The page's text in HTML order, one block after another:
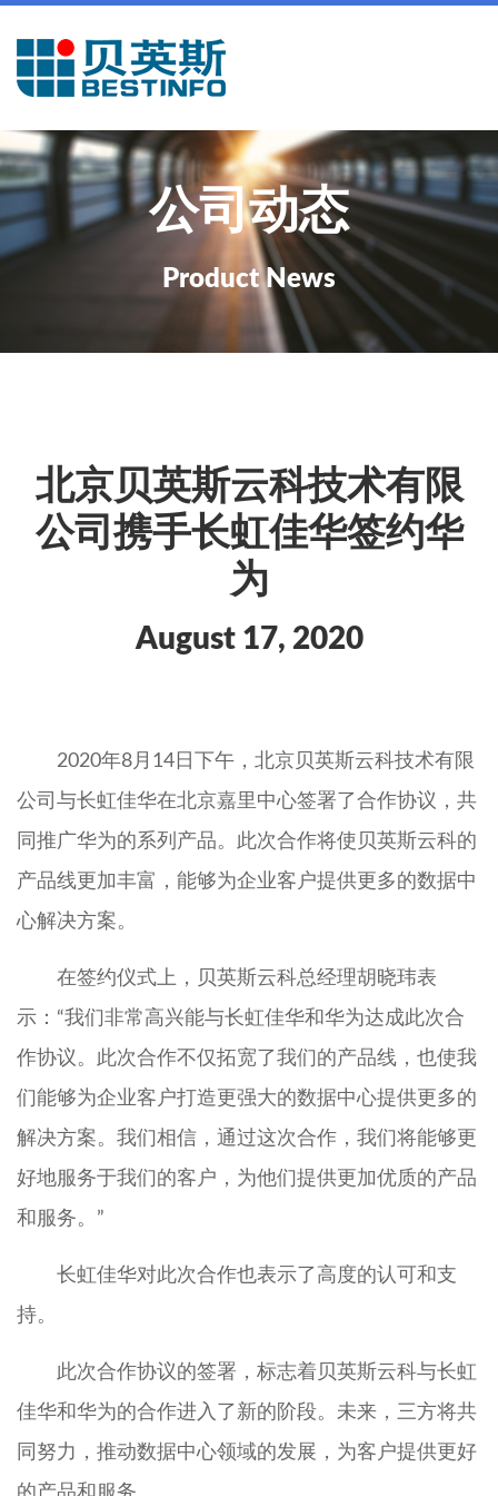
公司动态
Product News
北京贝英斯云科技术有限
公司携手长虹佳华签约华
为
August 17, 2020
2020年8月14日下午，北京贝英斯云科技术有限
公司与长虹佳华在北京嘉里中心签署了合作协议，共
同推广华为的系列产品。此次合作将使贝英斯云科的
产品线更加丰富，能够为企业客户提供更多的数据中
心解决方案。
在签约仪式上，贝英斯云科总经理胡晓玮表
示：“我们非常高兴能与长虹佳华和华为达成此次合
作协议。此次合作不仅拓宽了我们的产品线，也使我
们能够为企业客户打造更强大的数据中心提供更多的
解决方案。我们相信，通过这次合作，我们将能够更
好地服务于我们的客户，为他们提供更加优质的产品
和服务。”
长虹佳华对此次合作也表示了高度的认可和支
持。
此次合作协议的签署，标志着贝英斯云科与长虹
佳华和华为的合作进入了新的阶段。未来，三方将共
同努力，推动数据中心领域的发展，为客户提供更好